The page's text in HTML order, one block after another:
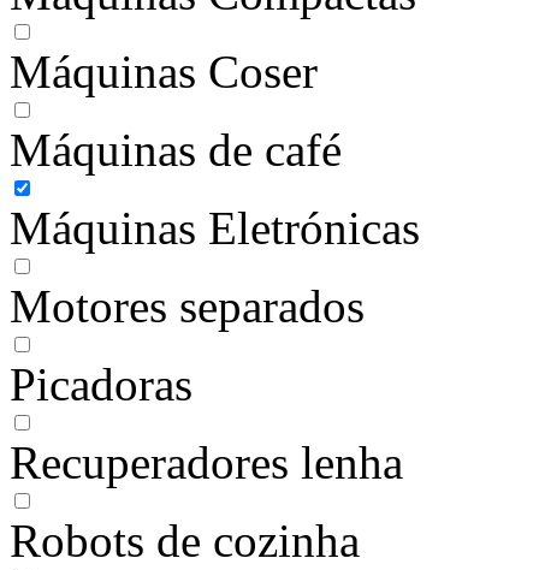
Máquinas Coser
Máquinas de café
Máquinas Eletrónicas
Motores separados
Picadoras
Recuperadores lenha
Robots de cozinha